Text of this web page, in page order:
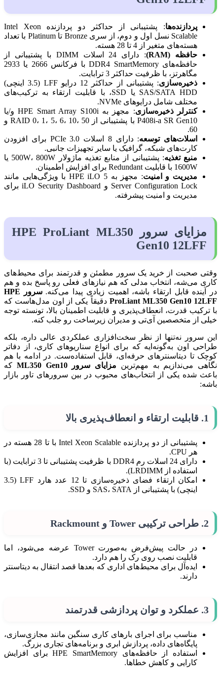
پردازنده‌ها:
پشتیبانی از حداکثر دو پردازنده Intel Xeon
Scalable نسل اول و دوم، از سری Bronze تا Platinum با تعداد
هسته‌های متغیر از 4 تا 28 هسته.
حافظه (RAM)
:
دارای 24 اسلات DIMM با پشتیبانی از
حافظه‌های DDR4 SmartMemory با فرکانس 2666 یا 2933
مگاهرتز، با ظرفیت حداکثر 3 ترابایت.
ذخیره‌سازی:
پشتیبانی از حداکثر 12 درایو LFF (3.5 اینچی)
SAS/SATA HDD یا SSD، با قابلیت ارتقاء به ترکیب‌های
مختلف شامل درایوهای NVMe.
کنترلر ذخیره‌سازی:
مجهز به HPE Smart Array S100i و/یا
P408i-a SR Gen10 با پشتیبانی از RAID 0، 1، 5، 6، 10، 50 و
60.
اسلات‌های توسعه:
دارای 8 اسلات PCIe 3.0 برای افزودن
کارت‌های شبکه، گرافیک یا سایر تجهیزات جانبی.
منبع تغذیه:
پشتیبانی از منابع تغذیه ماژولار 500W، 800W یا
1600W با قابلیت Redundant برای افزایش اطمینان.
مدیریت و امنیت:
مجهز به HPE iLO 5 با ویژگی‌هایی مانند
Server Configuration Lock و iLO Security Dashboard برای
مدیریت و امنیت پیشرفته.
مزایای سرور HPE ProLiant ML350
Gen10 12LFF
وقتی صحبت از خرید یک سرور مطمئن و قدرتمند برای محیط‌های
کاری می‌شه، انتخاب مدلی که هم نیازهای فعلی رو پاسخ بده و هم
در آینده قابل ارتقاء باشه، اهمیت زیادی پیدا می‌کنه.
سرور HPE
ProLiant ML350 Gen10 12LFF دقیقاً یکی از اون مدل‌هاست که
با ترکیب قدرت، انعطاف‌پذیری و قابلیت اطمینان بالا، تونسته توجه
خیلی از متخصصین آی‌تی و مدیران زیرساخت رو جلب کنه.
این سرور نه‌تنها از نظر سخت‌افزاری عملکردی عالی داره، بلکه
طراحی اون به‌گونه‌ایه که برای انواع سناریوهای کاری، از دفاتر
کوچک تا دیتاسنترهای حرفه‌ای، قابل استفاده‌ست. در ادامه با هم
نگاهی می‌ندازیم به مهم‌ترین مزایای سرور ML350 Gen10
که
باعث شده یکی از انتخاب‌های محبوب در بین سرورهای تاور بازار
باشه:
1. قابلیت ارتقاء و انعطاف‌پذیری بالا
پشتیبانی از دو پردازنده Intel Xeon Scalable با تا 28 هسته در
هر CPU.
دارای 24 اسلات رم DDR4 با ظرفیت پشتیبانی تا 3 ترابایت (با
استفاده از LRDIMM).
امکان ارتقاء فضای ذخیره‌سازی تا 12 عدد هارد LFF (3.5
اینچی) با پشتیبانی از SAS، SATA و SSD.
2. طراحی ترکیبی Tower و Rackmount
در حالت پیش‌فرض به‌صورت Tower عرضه می‌شود، اما
قابلیت نصب روی رک را هم دارد.
ایده‌آل برای محیط‌های اداری که بعدها قصد انتقال به دیتاسنتر
دارند.
3. عملکرد و توان پردازشی قدرتمند
مناسب برای اجرای بارهای کاری سنگین مانند مجازی‌سازی،
پایگاه‌های داده، پردازش ابری و برنامه‌های تجاری بزرگ.
استفاده از حافظه‌های HPE SmartMemory برای افزایش
کارایی و کاهش خطاها.